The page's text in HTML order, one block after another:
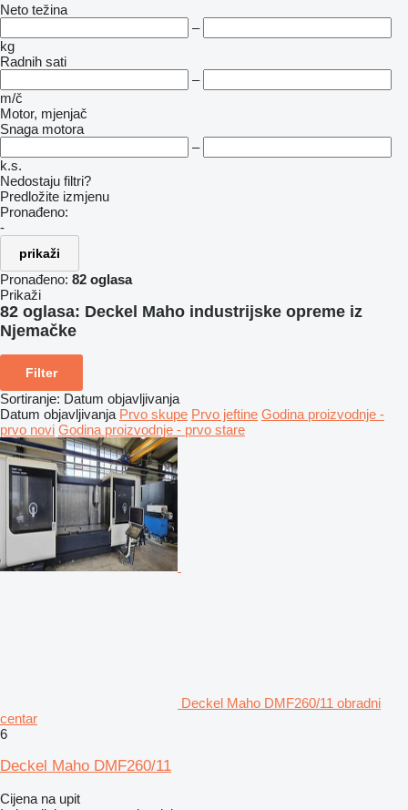
Neto težina
–
kg
Radnih sati
–
m/č
Motor, mjenjač
Snaga motora
–
k.s.
Nedostaju filtri?
Predložite izmjenu
Pronađeno:
-
prikaži
Pronađeno: 82 oglasa
Prikaži
82 oglasa: Deckel Maho industrijske opreme iz
Njemačke
Filter
Sortiranje: Datum objavljivanja
Datum objavljivanja Prvo skupe Prvo jeftine Godina proizvodnje -
prvo novi Godina proizvodnje - prvo stare
Deckel Maho DMF260/11 obradni
centar
6
Deckel Maho DMF260/11
Cijena na upit